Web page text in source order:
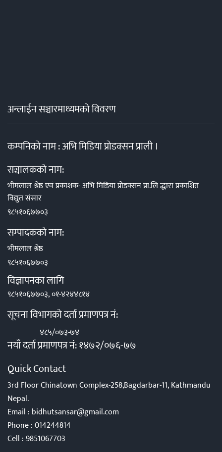
अन्लाईन सञ्चारमाध्यमको विवरण
कम्पनिको नाम : अभि मिडिया प्रोडक्सन प्राली ।
सञ्चालकको नाम:
भीमलाल श्रेष्ठ एवं प्रकाशक- अभि मिडिया प्रोडक्सन प्रा.लि द्धारा प्रकाशित
विद्युत संसार
९८५१०६७७०३
सम्पादकको नाम:
भीमलाल श्रेष्ठ
९८५१०६७७०३
विज्ञापनका लागि
९८५१०६७७०३, ०१-४२४४८१४
सूचना विभागको दर्ता प्रमाणपत्र नं:
४८५/०७३-७४
नयाँ दर्ता प्रमाणपत्र नं: १४७२/०७६-७७
Quick Contact
3rd Floor Chinatown Complex-258,Bagdarbar-11, Kathmandu
Nepal.
Email : bidhutsansar@gmail.com
Phone :014244814
Cell :9851067703